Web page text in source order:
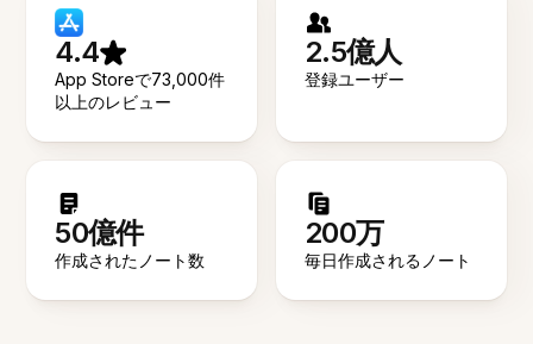
4.4
App Storeで73,000件
以上のレビュー
2.5億人
登録ユーザー
50億件
作成されたノート数
200万
毎日作成されるノート